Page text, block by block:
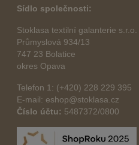
Sídlo společnosti:
Stoklasa textilní galanterie s.r.o.
Průmyslová 934/13
747 23 Bolatice
okres Opava
Telefon 1: (+420) 228 229 395
E-mail: eshop@stoklasa.cz
Číslo účtu: 5487372/0800